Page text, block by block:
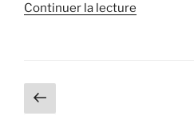
Continuer la lecture
Pagination
des
Page
précédente